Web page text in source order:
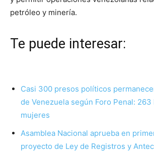
petróleo y minería.
Te puede interesar:
Casi 300 presos políticos
de Venezuela según Foro Penal: 263
mujeres
Asamblea Nacional aprueba en
proyecto de Ley de Registros y